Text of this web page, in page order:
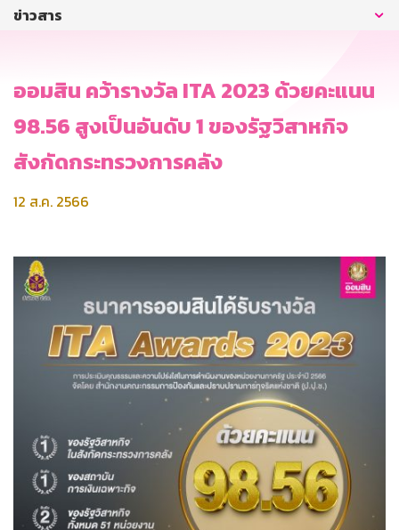
ข่าวสาร
ออมสิน คว้ารางวัล ITA 2023 ด้วยคะแนน
98.56 สูงเป็นอันดับ 1 ของรัฐวิสาหกิจ
สังกัดกระทรวงการคลัง
12 ส.ค. 2566